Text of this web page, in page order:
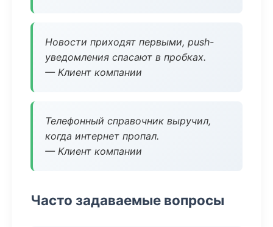
Новости приходят первыми, push-
уведомления спасают в пробках.
— Клиент компании
Телефонный справочник выручил,
когда интернет пропал.
— Клиент компании
Часто задаваемые вопросы